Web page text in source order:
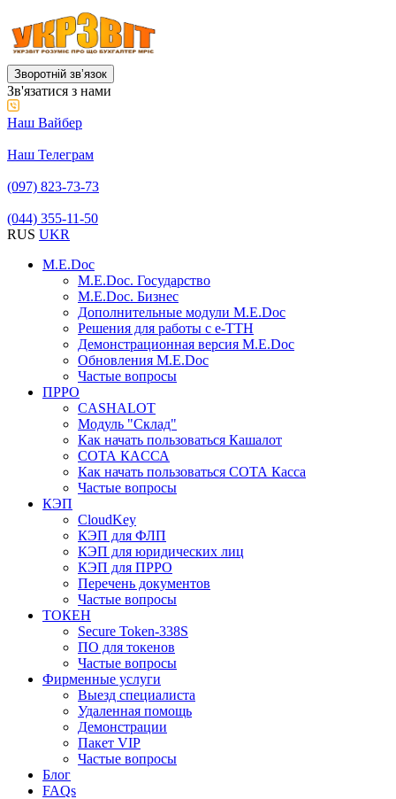
Зворотній звʼязок
Зв'язатися з нами
Наш Вайбер
Наш Телеграм
(097) 823-73-73
(044) 355-11-50
RUS UKR
M.E.Doc
M.E.Doc. Государство
M.E.Doc. Бизнес
Дополнительные модули M.E.Doc
Решения для работы с е-ТТН
Демонстрационная версия M.E.Doc
Обновления M.E.Doc
Частые вопросы
ПРРО
CASHALOT
Модуль "Склад"
Как начать пользоваться Кашалот
СОТА КАCСА
Как начать пользоваться СОТА Касса
Частые вопросы
КЭП
CloudKey
КЭП для ФЛП
КЭП для юридических лиц
КЭП для ПРРО
Перечень документов
Частые вопросы
ТОКЕН
Secure Token-338S
ПО для токенов
Частые вопросы
Фирменные услуги
Выезд специалиста
Удаленная помощь
Демонстрации
Пакет VIP
Частые вопросы
Блог
FAQs